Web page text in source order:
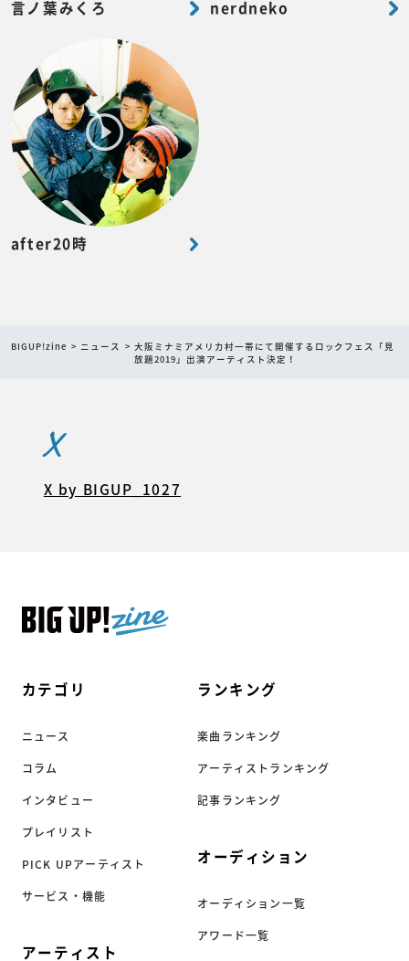
言ノ葉みくろ nerdneko
after20時
BIGUP!zine ニュース
大阪ミナミアメリカ村一帯にて開催するロックフェス「見
放題2019」出演アーティスト決定！
カテゴリ
ニュース
コラム
インタビュー
プレイリスト
PICK UPアーティスト
サービス・機能
アーティスト
ランキング
楽曲ランキング
アーティストランキング
記事ランキング
オーディション
オーディション一覧
アワード一覧
X
X by BIGUP_1027